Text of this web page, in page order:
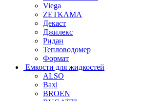
Viega
ZETKAMA
Декаст
Джилекс
Ридан
Тепловодомер
Формат
Емкости для жидкостей
ALSO
Baxi
BROEN